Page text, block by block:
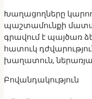
Խաղացողները
պաշտամունքի
գրավում է պայծառ
հատուկ
խաղատուն,
Բովանդակություն